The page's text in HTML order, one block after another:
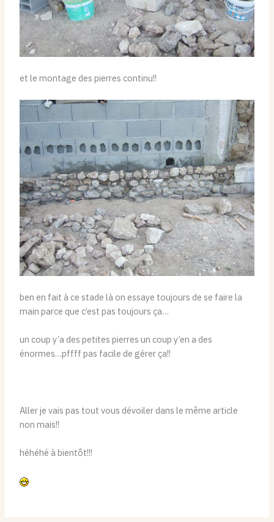
et le montage des pierres continu!!
ben en fait à ce stade là on essaye toujours de se faire la
main parce que c’est pas toujours ça…
un coup y’a des petites pierres un coup y’en a des
énormes…pffff pas facile de gérer ça!!
Aller je vais pas tout vous dévoiler dans le même article
non mais!!
héhéhé à bientôt!!!